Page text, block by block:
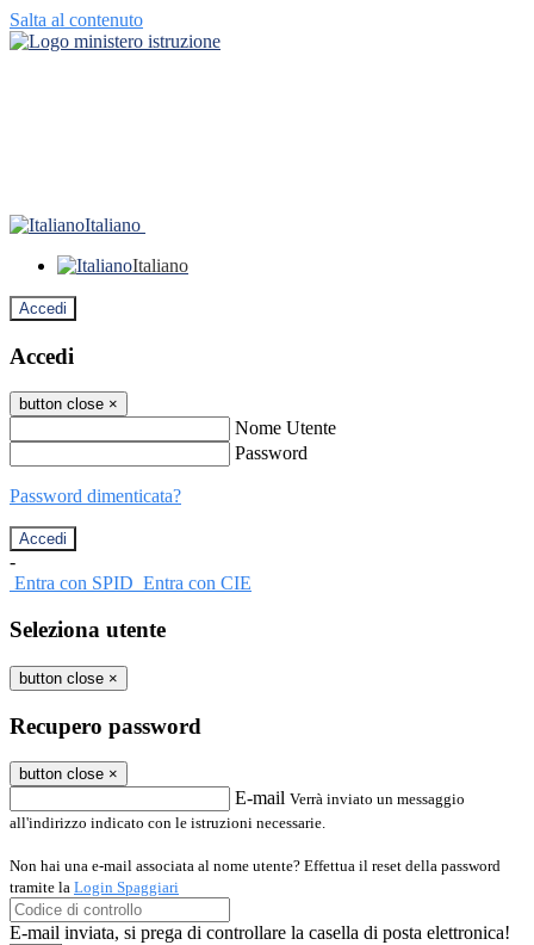
Salta al contenuto
Italiano
Italiano
Accedi
Accedi
button close ×
Nome Utente
Password
Password dimenticata?
-
Entra con SPID Entra con CIE
Seleziona utente
button close ×
Recupero password
button close ×
E-mail Verrà inviato un messaggio
all'indirizzo indicato con le istruzioni necessarie.
Non hai una e-mail associata al nome utente? Effettua il reset della password
tramite la Login Spaggiari
E-mail inviata, si prega di controllare la casella di posta elettronica!